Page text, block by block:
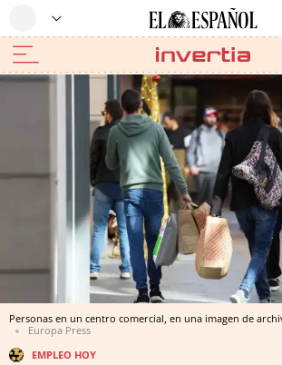
Personas en un centro comercial, en una imagen de
Europa Press
EMPLEO HOY